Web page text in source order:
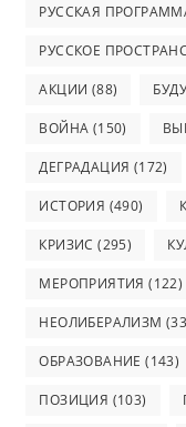
РУССКАЯ
РУССКОЕ
АКЦИИ (88)
ВОЙНА (150)
ДЕГРАДАЦИЯ (172)
ИСТОРИЯ (490)
КРИЗИС (295)
МЕРОПРИЯТИЯ (122)
НЕОЛИБЕРАЛИЗМ
ОБРАЗОВАНИЕ (143)
ПОЗИЦИЯ (103)